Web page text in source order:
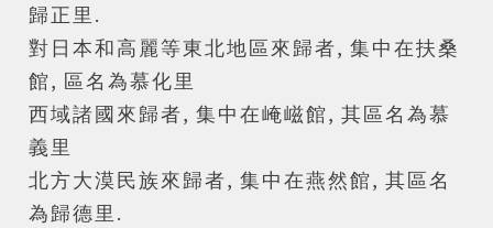
歸正里.
對日本和高麗等東北地區來歸者, 集中在扶桑
館, 區名為慕化里
西域諸國來歸者, 集中在崦嵫館, 其區名為慕
義里
北方大漠民族來歸者, 集中在燕然館, 其區名
為歸德里.